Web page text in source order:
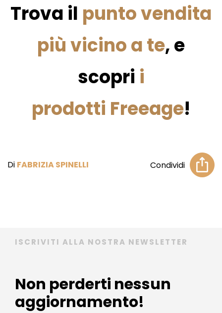
Trova il punto vendita
più vicino a te, e
scopri i
prodotti Freeage!
Di FABRIZIA SPINELLI Condividi
ISCRIVITI ALLA NOSTRA NEWSLETTER
Non perderti nessun
aggiornamento!